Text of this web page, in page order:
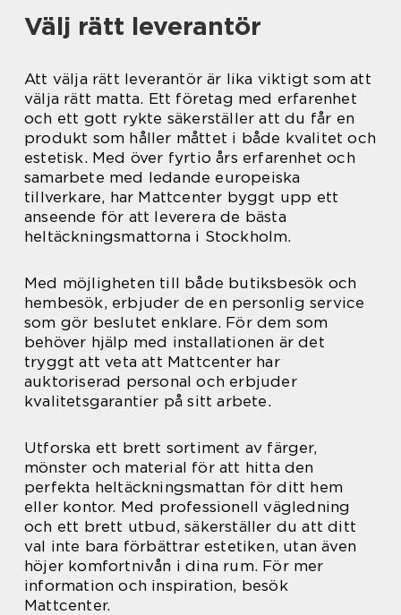
Välj rätt leverantör
Att välja rätt leverantör är lika viktigt som att
välja rätt matta. Ett företag med erfarenhet
och ett gott rykte säkerställer att du får en
produkt som håller måttet i både kvalitet och
estetisk. Med över fyrtio års erfarenhet och
samarbete med ledande europeiska
tillverkare, har Mattcenter byggt upp ett
anseende för att leverera de bästa
heltäckningsmattorna i Stockholm.
Med möjligheten till både butiksbesök och
hembesök, erbjuder de en personlig service
som gör beslutet enklare. För dem som
behöver hjälp med installationen är det
tryggt att veta att Mattcenter har
auktoriserad personal och erbjuder
kvalitetsgarantier på sitt arbete.
Utforska ett brett sortiment av färger,
mönster och material för att hitta den
perfekta heltäckningsmattan för ditt hem
eller kontor. Med professionell vägledning
och ett brett utbud, säkerställer du att ditt
val inte bara förbättrar estetiken, utan även
höjer komfortnivån i dina rum. För mer
information och inspiration, besök
Mattcenter.